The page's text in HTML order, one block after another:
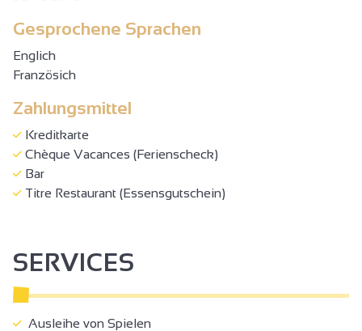
Gesprochene Sprachen
Englich
Französich
Zahlungsmittel
Kreditkarte
Chèque Vacances (Ferienscheck)
Bar
Titre Restaurant (Essensgutschein)
SERVICES
Ausleihe von Spielen